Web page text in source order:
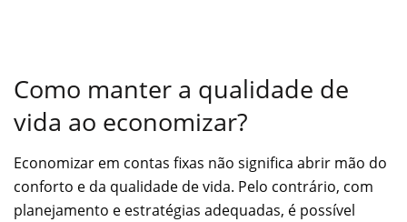
Como manter a qualidade de
vida ao economizar?
Economizar em contas fixas não significa abrir mão do
conforto e da qualidade de vida. Pelo contrário, com
planejamento e estratégias adequadas, é possível